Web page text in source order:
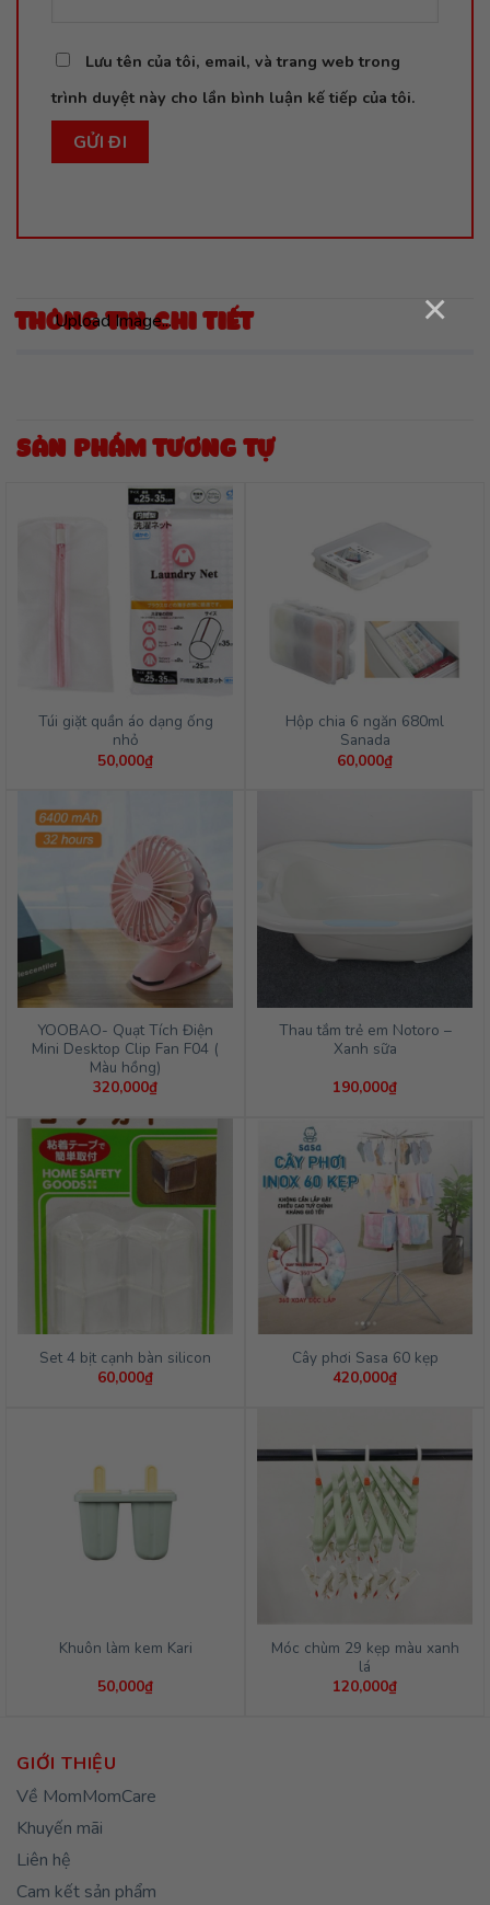
Upload Image... ×
Lưu tên của tôi, email, và trang web trong
trình duyệt này cho lần bình luận kế tiếp của tôi.
THÔNG TIN CHI TIẾT
SẢN PHẨM TƯƠNG TỰ
Túi giặt quần áo dạng ống
nhỏ
50,000₫
Hộp chia 6 ngăn 680ml
Sanada
60,000₫
YOOBAO- Quạt Tích Điện
Mini Desktop Clip Fan F04 (
Màu hồng)
320,000₫
Thau tắm trẻ em Notoro –
Xanh sữa
190,000₫
Set 4 bịt cạnh bàn silicon
60,000₫
Cây phơi Sasa 60 kẹp
420,000₫
Khuôn làm kem Kari
50,000₫
Móc chùm 29 kẹp màu xanh
lá
120,000₫
GIỚI THIỆU
Về MomMomCare
Khuyến mãi
Liên hệ
Cam kết sản phẩm